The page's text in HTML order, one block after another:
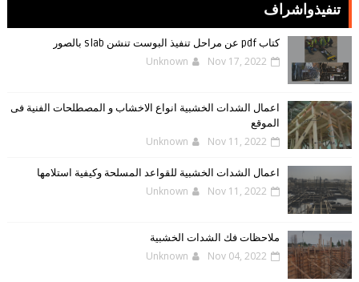
تنفيذواشراف
كتاب pdf عن مراحل تنفيذ البوست تنشن slab بالصور
Unknown Nov 17, 2022
اعمال الشدات الخشبية انواع الاخشاب و المصطلحات الفنية فى
الموقع
Unknown Nov 11, 2022
اعمال الشدات الخشبية للقواعد المسلحة وكيفية استلامها
Unknown Nov 11, 2022
ملاحظات فك الشدات الخشبية
Unknown Nov 04, 2022